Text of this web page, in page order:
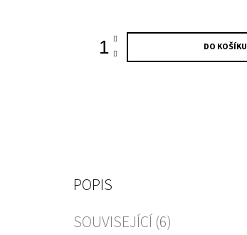
DO KOŠÍKU
POPIS
SOUVISEJÍCÍ (6)